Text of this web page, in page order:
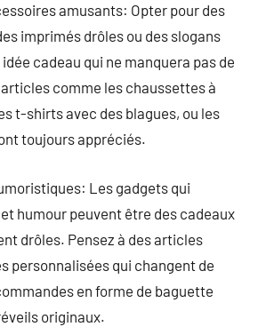
amusants: Opter pour des
imprimés drôles ou des slogans
cadeau qui ne manquera pas de
comme les chaussettes à
t-shirts avec des blagues, ou les
toujours appréciés.
Les gadgets qui
humour peuvent être des cadeaux
drôles. Pensez à des articles
personnalisées qui changent de
en forme de baguette
originaux.